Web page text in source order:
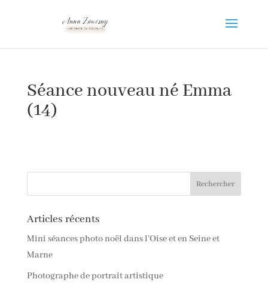
Séance nouveau né Emma
(14)
Articles récents
Mini séances photo noël dans l’Oise et en Seine et
Marne
Photographe de portrait artistique